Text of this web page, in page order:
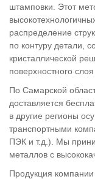
штамповки. Этот
распределение
по контуру детали,
кристаллической
поверхностного
По Самарской
доставляется
в другие регионы
транспортными
ПЭК и т.д.). Мы
металлов с
Продукция